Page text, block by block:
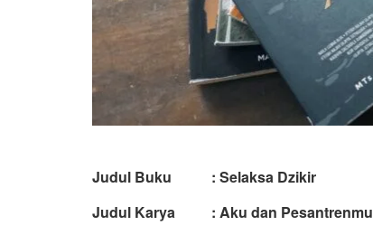
Judul Buku : Selaksa Dzikir
Judul Karya : Aku dan Pesantrenmu